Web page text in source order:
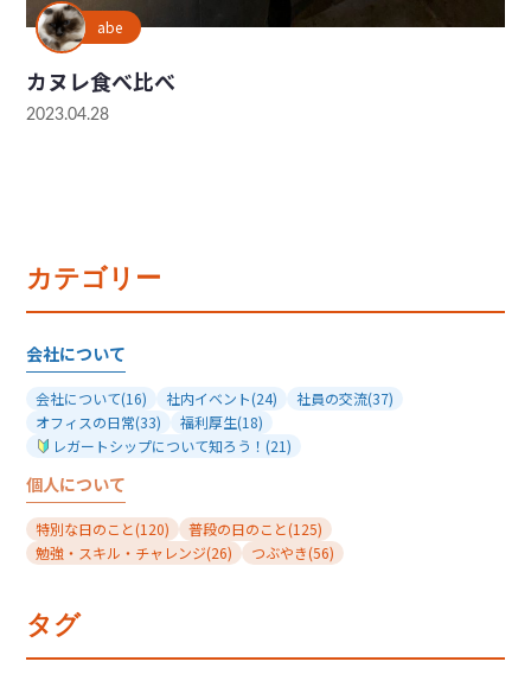
abe
カヌレ食べ比べ
2023.04.28
カテゴリー
会社について
会社について(16) 社内イベント(24) 社員の交流(37)
オフィスの日常(33) 福利厚生(18)
レガートシップについて知ろう！ (21)
個人について
特別な日のこと(120) 普段の日のこと(125)
勉強・スキル・チャレンジ(26) つぶやき(56)
タグ